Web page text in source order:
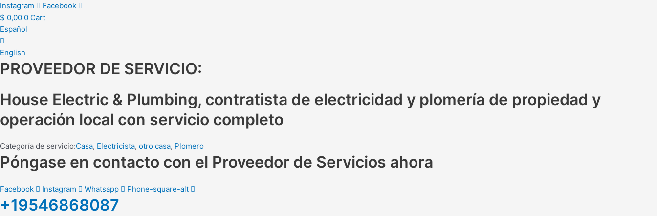
Instagram
Facebook
$ 0,00 0 Cart
Español
English
PROVEEDOR DE SERVICIO:
House Electric & Plumbing, contratista de electricidad y plomería de propiedad y
operación local con servicio completo
Categoría de servicio:Casa, Electricista, otro casa, Plomero
Póngase en contacto con el Proveedor de Servicios ahora
Facebook Instagram Whatsapp Phone-square-alt
+19546868087